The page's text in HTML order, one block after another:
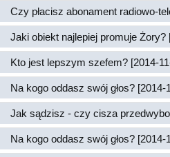
Czy płacisz abonament radiowo-
Jaki obiekt najlepiej promuje Żory?
Kto jest lepszym szefem? [2014-
Na kogo oddasz swój głos? [2014-
Jak sądzisz - czy cisza
Na kogo oddasz swój głos? [2014-